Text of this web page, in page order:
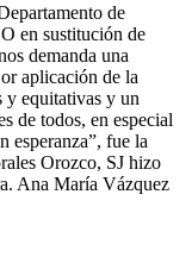
de
en sustitución de
demanda una
aplicación de la
y equitativas y un
de todos, en especial
esperanza”, fue la
Orozco, SJ hizo
Ana María Vázquez